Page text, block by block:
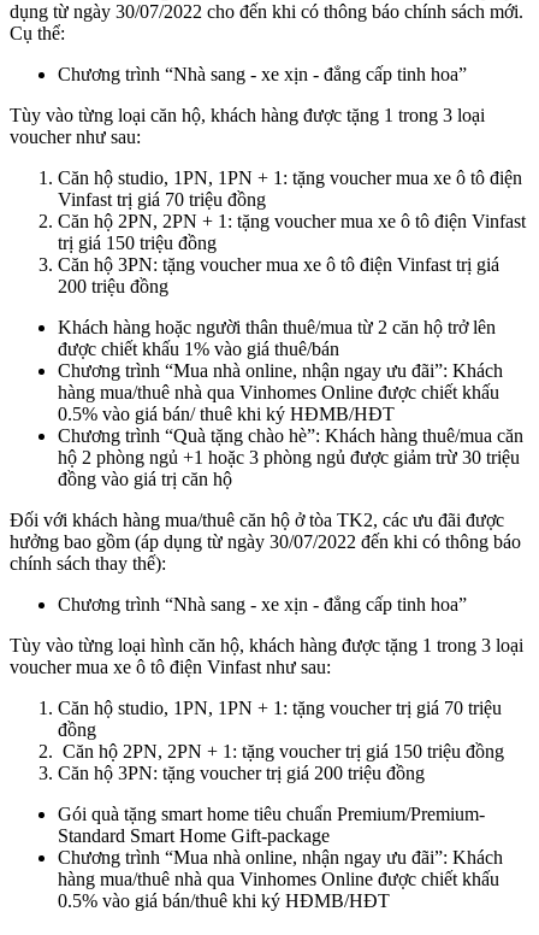
dụng từ ngày 30/07/2022 cho đến khi có thông báo chính sách mới.
Cụ thể:
Chương trình “Nhà sang - xe xịn - đẳng cấp tinh hoa”
Tùy vào từng loại căn hộ, khách hàng được tặng 1 trong 3 loại
voucher như sau:
Căn hộ studio, 1PN, 1PN + 1: tặng voucher mua xe ô tô điện
Vinfast trị giá 70 triệu đồng
Căn hộ 2PN, 2PN + 1: tặng voucher mua xe ô tô điện Vinfast
trị giá 150 triệu đồng
Căn hộ 3PN: tặng voucher mua xe ô tô điện Vinfast trị giá
200 triệu đồng
Khách hàng hoặc người thân thuê/mua từ 2 căn hộ trở lên
được chiết khấu 1% vào giá thuê/bán
Chương trình “Mua nhà online, nhận ngay ưu đãi”: Khách
hàng mua/thuê nhà qua Vinhomes Online được chiết khấu
0.5% vào giá bán/ thuê khi ký HĐMB/HĐT
Chương trình “Quà tặng chào hè”: Khách hàng thuê/mua căn
hộ 2 phòng ngủ +1 hoặc 3 phòng ngủ được giảm trừ 30 triệu
đồng vào giá trị căn hộ
Đối với khách hàng mua/thuê căn hộ ở tòa TK2, các ưu đãi được
hưởng bao gồm (áp dụng từ ngày 30/07/2022 đến khi có thông báo
chính sách thay thế):
Chương trình “Nhà sang - xe xịn - đẳng cấp tinh hoa”
Tùy vào từng loại hình căn hộ, khách hàng được tặng 1 trong 3 loại
voucher mua xe ô tô điện Vinfast như sau:
Căn hộ studio, 1PN, 1PN + 1: tặng voucher trị giá 70 triệu
đồng
Căn hộ 2PN, 2PN + 1: tặng voucher trị giá 150 triệu đồng
Căn hộ 3PN: tặng voucher trị giá 200 triệu đồng
Gói quà tặng smart home tiêu chuẩn Premium/Premium-
Standard Smart Home Gift-package
Chương trình “Mua nhà online, nhận ngay ưu đãi”: Khách
hàng mua/thuê nhà qua Vinhomes Online được chiết khấu
0.5% vào giá bán/thuê khi ký HĐMB/HĐT